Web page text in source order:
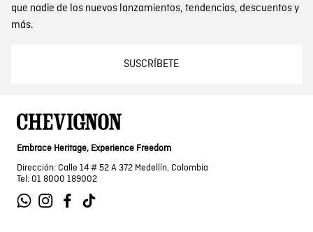
que nadie de los nuevos lanzamientos, tendencias, descuentos y
más.
SUSCRÍBETE
Embrace Heritage, Experience Freedom
Dirección: Calle 14 # 52 A 372 Medellín, Colombia
Tel: 01 8000 189002